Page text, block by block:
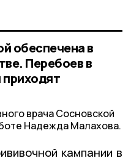
обеспечена в
Перебоев в
приходят
врача Сосновской
Надежда Малахова.
кампании в